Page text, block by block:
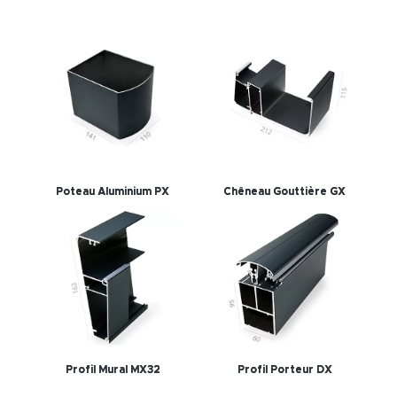
Poteau Aluminium PX Chêneau Gouttière GX
Profil Mural MX32 Profil Porteur DX